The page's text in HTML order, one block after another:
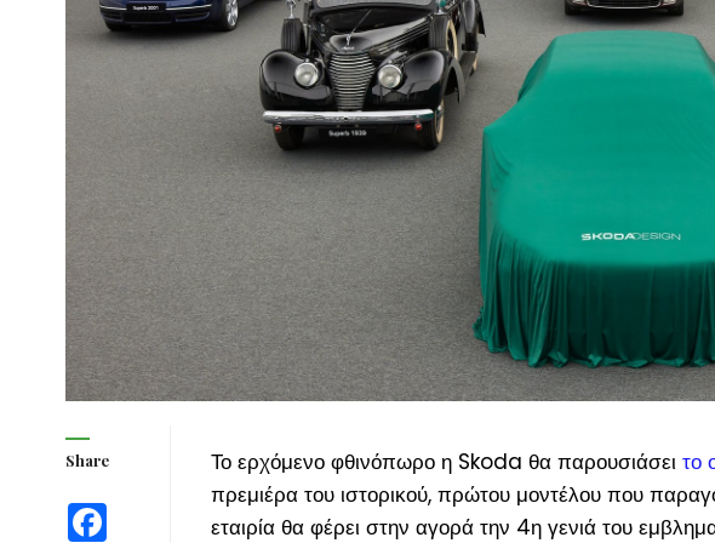
Share
Facebook
Το ερχόμενο φθινόπωρο η Skoda θα παρουσιάσει το
πρεμιέρα του ιστορικού, πρώτου μοντέλου που
εταιρία θα φέρει στην αγορά την 4ηγενιά του